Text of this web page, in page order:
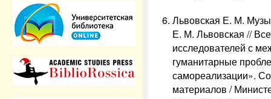
Львовская Е. М.
Е. М. Львовская //
исследователей с
гуманитарные
самореализации».
материалов /